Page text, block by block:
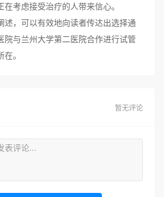
考虑接受治疗的人带来信心。
述，可以有效地向读者传达出选择通
院与兰州大学第二医院合作进行试管
。
暂无评论